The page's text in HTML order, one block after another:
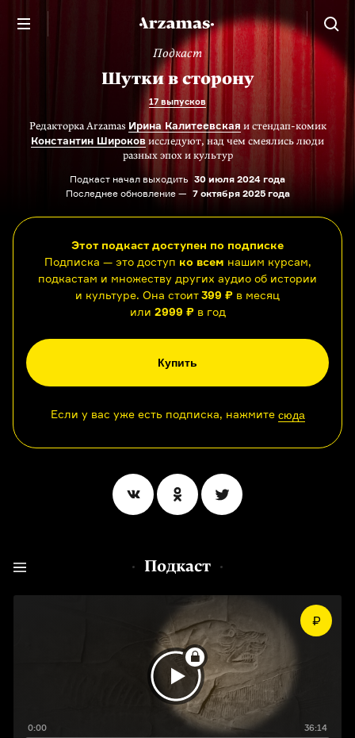
Подкаст
Шутки в сторону
17 выпусков
Редакторка Arzamas Ирина Калитеевская и стендап-комик
Константин Широковисследуют, над чем смеялись люди
разных эпох и культур
Подкаст начал выходить 30 июля 2024 года
Последнее обновление — 7 октября 2025 года
Этот подкаст доступен по подписке
Подписка — это доступ ко всем нашим курсам,
подкастам и множеству других аудио об истории
и культуре. Она стоит399 ₽ в месяц
или 2999 ₽в год
Купить
Если у вас уже есть подписка, нажмите сюда
Подкаст
0:00 36:14